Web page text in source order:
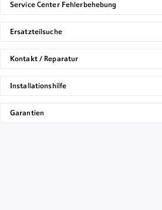
Service Center Fehlerbehebung
Ersatzteilsuche
Kontakt / Reparatur
Installationshilfe
Garantien